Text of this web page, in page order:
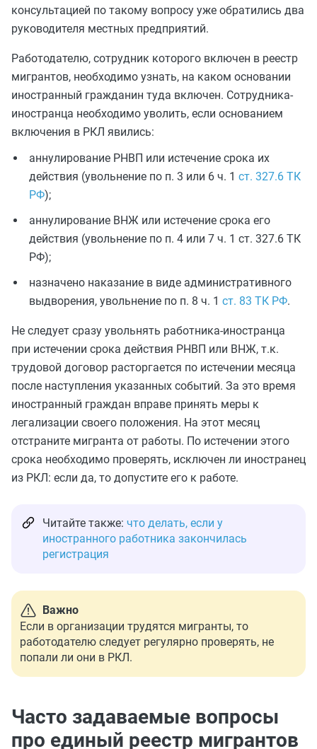
консультацией по такому вопросу уже обратились два
руководителя местных предприятий.
Работодателю, сотрудник которого включен в реестр
мигрантов, необходимо узнать, на каком основании
иностранный гражданин туда включен. Сотрудника-
иностранца необходимо уволить, если основанием
включения в РКЛ явились:
аннулирование РНВП или истечение срока их
действия (увольнение по п. 3 или 6 ч. 1 ст. 327.6 ТК
РФ);
аннулирование ВНЖ или истечение срока его
действия (увольнение по п. 4 или 7 ч. 1 ст. 327.6 ТК
РФ);
назначено наказание в виде административного
выдворения, увольнение по п. 8 ч. 1 ст. 83 ТК РФ.
Не следует сразу увольнять работника-иностранца
при истечении срока действия РНВП или ВНЖ, т.к.
трудовой договор расторгается по истечении месяца
после наступления указанных событий. За это время
иностранный граждан вправе принять меры к
легализации своего положения. На этот месяц
отстраните мигранта от работы. По истечении этого
срока необходимо проверять, исключен ли иностранец
из РКЛ: если да, то допустите его к работе.
Читайте также: что делать, если у
иностранного работника закончилась
регистрация
Важно
Если в организации трудятся мигранты, то
работодателю следует регулярно проверять, не
попали ли они в РКЛ.
Часто задаваемые вопросы
про единый реестр мигрантов